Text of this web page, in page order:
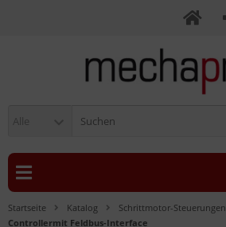
Alle
Startseite Katalog Schrittmotor-Steuerungen
Controllermit Feldbus-Interface